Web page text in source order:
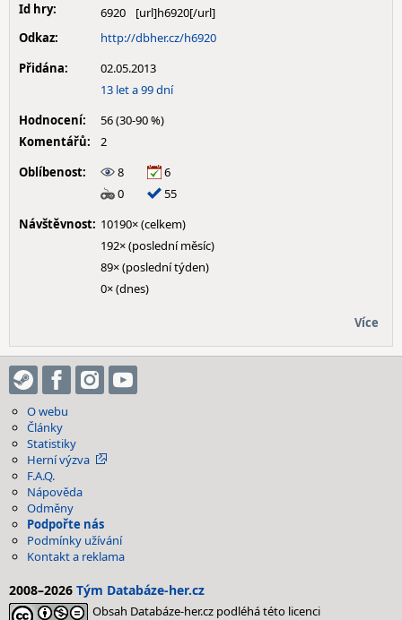
Id hry:
6920
Odkaz:
http://dbher.cz/h6920
Přidána:
02.05.2013
13 let a 99 dní
Hodnocení:
56 (30-90 %)
Komentářů:
2
Oblíbenost:
8
6
0
55
Návštěvnost: 10190× (celkem)
192× (poslední měsíc)
89× (poslední týden)
0× (dnes)
Více
O webu
Články
Statistiky
Herní výzva
F.A.Q.
Nápověda
Odměny
Podpořte nás
Podmínky užívání
Kontakt a reklama
2008–2026 Tým Databáze-her.cz
Obsah Databáze-her.cz podléhá této licenci